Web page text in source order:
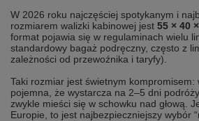
W 2026 roku najczęściej spotykanym i
rozmiarem walizki kabinowej jest 55 × 40
format pojawia się w regulaminach wielu
standardowy bagaż podręczny, często z
zależności od przewoźnika i taryfy).
Taki rozmiar jest świetnym kompromisem:
pojemna, że wystarcza na 2–5 dni
zwykle mieści się w schowku nad głową.
Europie, to jest najbezpieczniejszy wybór